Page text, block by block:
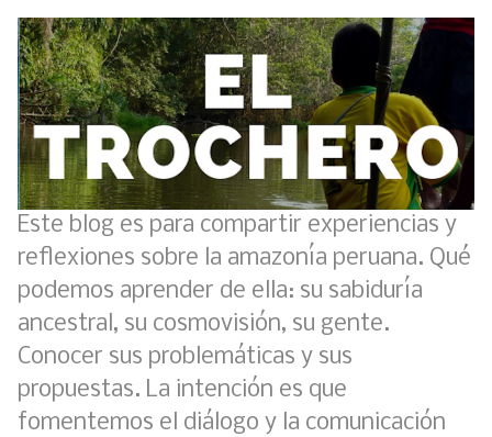
Este blog es para compartir experiencias y
reflexiones sobre la amazonía peruana. Qué
podemos aprender de ella: su sabiduría
ancestral, su cosmovisión, su gente.
Conocer sus problemáticas y sus
propuestas. La intención es que
fomentemos el diálogo y la comunicación